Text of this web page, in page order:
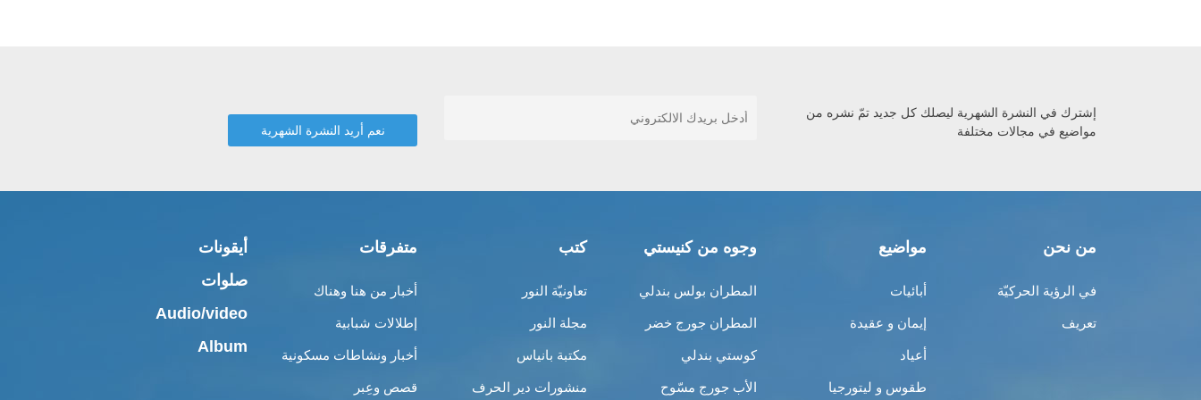
إشترك في النشرة الشهرية ليصلك كل جديد تمّ نشره من
مواضيع في مجالات مختلفة
من نحن
في الرؤية الحركيّة
تعريف
مواضيع
أبائيات
إيمان و عقيدة
أعياد
طقوس و ليتورجيا
وجوه من كنيستي
المطران بولس بندلي
المطران جورج خضر
كوستي بندلي
الأب جورج مسّوح
كتب
تعاونيّة النور
مجلة النور
مكتبة بانياس
منشورات دير الحرف
متفرقات
أخبار من هنا وهناك
إطلالات شبابية
أخبار ونشاطات مسكونية
قصص وعِبر
أيقونات
صلوات
Audio/video
Album